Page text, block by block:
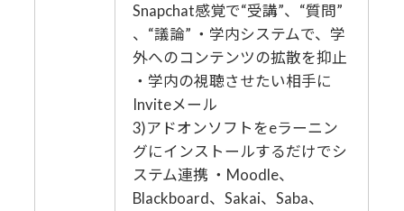
Snapchat感覚で“受講”、“質問”
、“議論” ・学内システムで、学
外へのコンテンツの拡散を抑止
・学内の視聴させたい相手に
Inviteメール
3)アドオンソフトをeラーニン
グにインストールするだけでシ
ステム連携 ・Moodle、
Blackboard、Sakai、Saba、